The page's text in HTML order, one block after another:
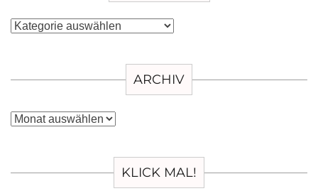
Kategorien
ARCHIV
Archiv
KLICK MAL!